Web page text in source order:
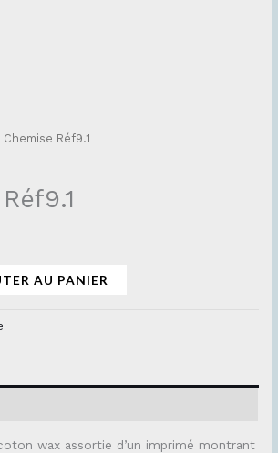
Chemise Réf9.1
AU PANIER
wax assortie d’un imprimé montrant